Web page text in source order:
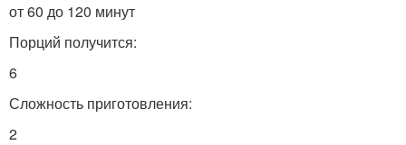
от 60 до 120 минут
Порций получится:
6
Сложность приготовления:
2